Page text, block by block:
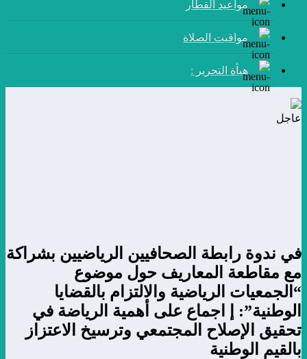
مواعيد القطار
مواقيت الصلاة
هيأة التحرير :
عاجل
في ندوة رابطة الصحافيين الرياضيين بشراكة
مع مقاطعة المعاريف حول موضوع
“الجمعيات الرياضية والالتزام بالقضايا
الوطنية”: إ اجماع على أهمية الرياضة في
تحقيق الإصلاح المجتمعي وترسيخ الاعتزاز
بالقيم الوطنية